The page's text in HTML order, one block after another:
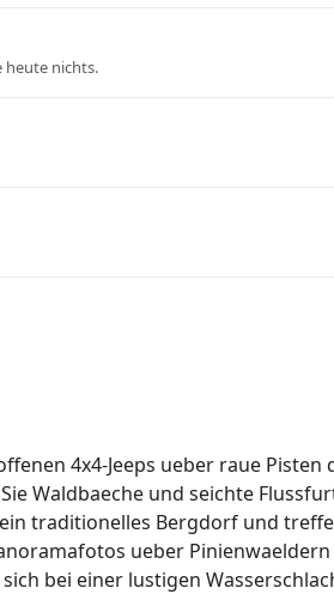
heute nichts.
4x4-Jeeps ueber raue Pisten
Waldbaeche und seichte
ein traditionelles Bergdorf und
ueber
bei einer lustigen